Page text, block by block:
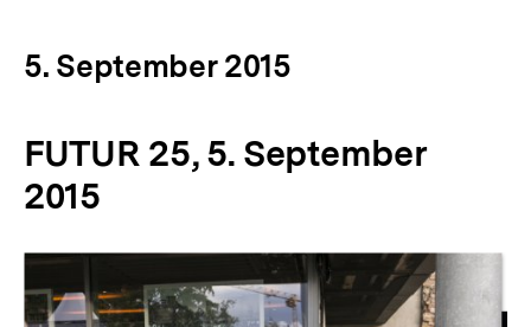
5. September 2015
FUTUR 25, 5. September
2015
Inhaltskarussell
überspringen